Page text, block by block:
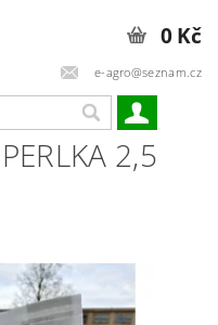
e-agro@seznam.cz
0 Kč
2,5